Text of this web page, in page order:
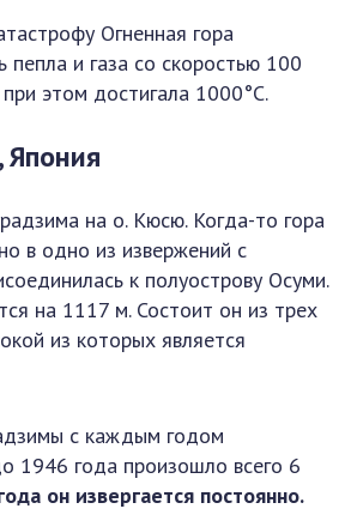
Огненная гора
пепла и газа со скоростью 100
этом достигала 1000°С.
Япония
на о. Кюсю. Когда-то гора
в одно из извержений с
к полуострову Осуми.
на 1117 м. Состоит он из трех
из которых является
с каждым годом
1946 года произошло всего 6
он извергается постоянно.